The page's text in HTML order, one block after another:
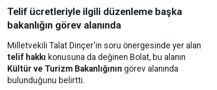
Telif ücretleriyle ilgili düzenleme başka
bakanlığın görev alanında
Milletvekili Talat Dinçer'in soru önergesinde yer alan
telif hakkı konusuna da değinen Bolat, bu alanın
Kültür ve Turizm Bakanlığının görev alanında
bulunduğunu belirtti.